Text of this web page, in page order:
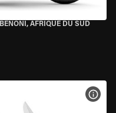
BENONI, AFRIQUE DU SUD